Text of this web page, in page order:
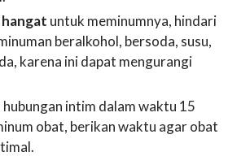
untuk meminumnya, hindari
beralkohol, bersoda, susu,
karena ini dapat mengurangi
intim dalam waktu 15
obat, berikan waktu agar obat